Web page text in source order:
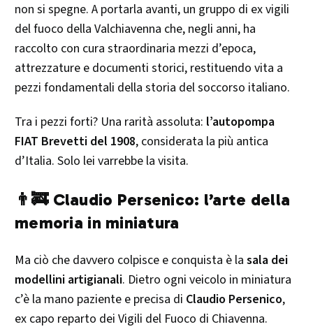
non si spegne. A portarla avanti, un gruppo di ex vigili
del fuoco della Valchiavenna che, negli anni, ha
raccolto con cura straordinaria mezzi d’epoca,
attrezzature e documenti storici, restituendo vita a
pezzi fondamentali della storia del soccorso italiano.
Tra i pezzi forti? Una rarità assoluta: l’autopompa
FIAT Brevetti del 1908, considerata la più antica
d’Italia. Solo lei varrebbe la visita.
👨‍🚒 Claudio Persenico: l’arte della
memoria in miniatura
Ma ciò che davvero colpisce e conquista è la sala dei
modellini artigianali. Dietro ogni veicolo in miniatura
c’è la mano paziente e precisa di Claudio Persenico,
ex capo reparto dei Vigili del Fuoco di Chiavenna.